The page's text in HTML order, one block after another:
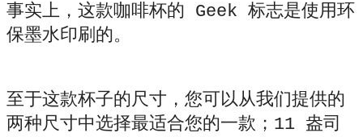
事实上，这款咖啡杯的 Geek 标志是使用环
保墨水印刷的。
至于这款杯子的尺寸，您可以从我们提供的
两种尺寸中选择最适合您的一款；11 盎司